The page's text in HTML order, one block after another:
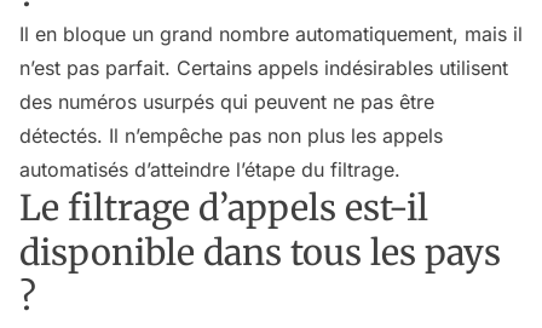
Il en bloque un grand nombre automatiquement, mais il
n’est pas parfait. Certains appels indésirables utilisent
des numéros usurpés qui peuvent ne pas être
détectés. Il n’empêche pas non plus les appels
automatisés d’atteindre l’étape du filtrage.
Le filtrage d’appels est-il
disponible dans tous les pays
?